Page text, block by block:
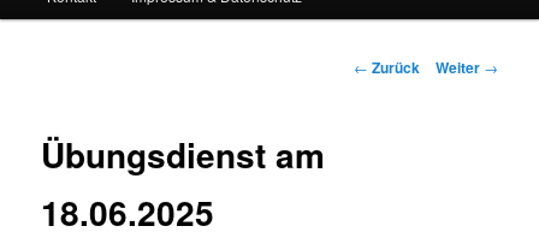
Beitrags-
← Zurück Weiter →
Übungsdienst am
18.06.2025